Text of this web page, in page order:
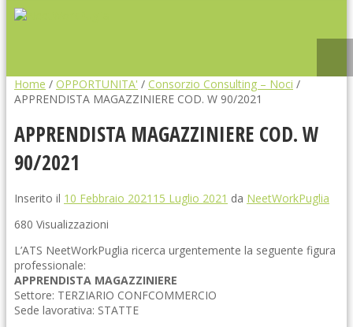
Home / OPPORTUNITA' / Consorzio Consulting – Noci /
APPRENDISTA MAGAZZINIERE COD. W 90/2021
APPRENDISTA MAGAZZINIERE COD. W
90/2021
Inserito il 10 Febbraio 2021 15 Luglio 2021 da NeetWorkPuglia
680 Visualizzazioni
L’ATS NeetWorkPuglia ricerca urgentemente la seguente figura
professionale:
APPRENDISTA MAGAZZINIERE
Settore: TERZIARIO CONFCOMMERCIO
Sede lavorativa: STATTE